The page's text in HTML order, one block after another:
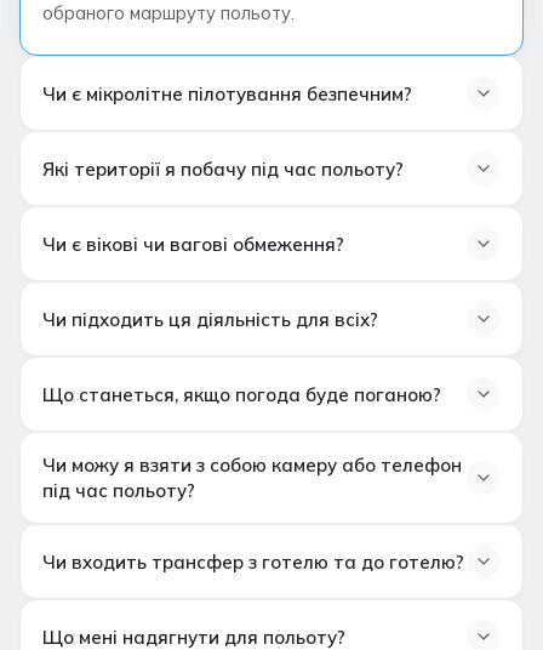
обраного маршруту польоту.
Чи є мікролітне пілотування безпечним?
Які території я побачу під час польоту?
Долина кохання
Маршрути польотів можуть змінюватися в
Чи є вікові чи вагові обмеження?
Чи підходить ця діяльність для всіх?
Що станеться, якщо погода буде поганою?
небезпечні, рейс може бути відкладений,
перепланований або скасований. У таких
дати або варіанти повернення коштів.
Чи можу я взяти з собою камеру або телефон
під час польоту?
Чи входить трансфер з готелю та до готелю?
Що мені надягнути для польоту?